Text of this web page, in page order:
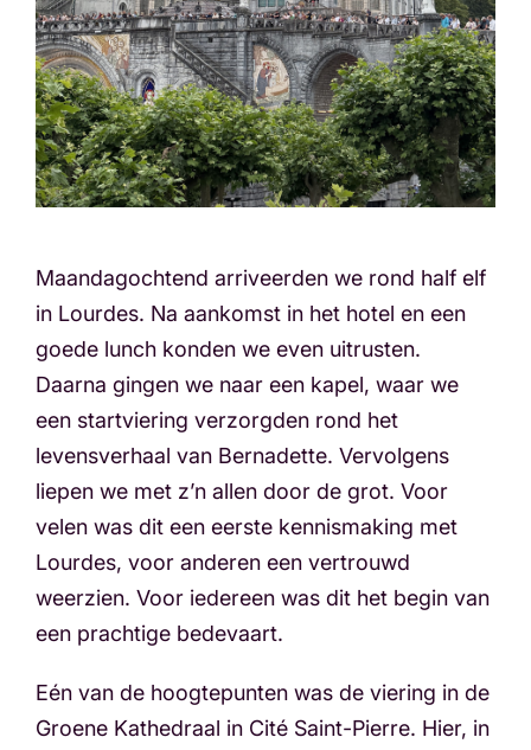
Maandagochtend arriveerden we rond half elf
in Lourdes. Na aankomst in het hotel en een
goede lunch konden we even uitrusten.
Daarna gingen we naar een kapel, waar we
een startviering verzorgden rond het
levensverhaal van Bernadette. Vervolgens
liepen we met z’n allen door de grot. Voor
velen was dit een eerste kennismaking met
Lourdes, voor anderen een vertrouwd
weerzien. Voor iedereen was dit het begin van
een prachtige bedevaart.
Eén van de hoogtepunten was de viering in de
Groene Kathedraal in Cité Saint-Pierre. Hier, in